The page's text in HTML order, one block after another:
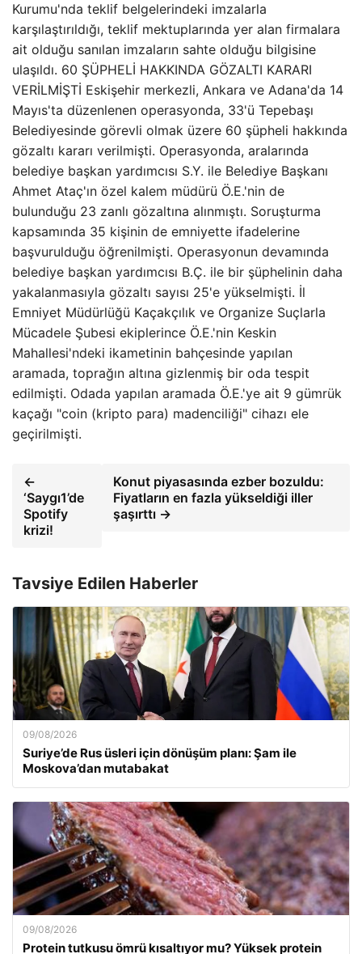
Kurumu'nda teklif belgelerindeki imzalarla
karşılaştırıldığı, teklif mektuplarında yer alan firmalara
ait olduğu sanılan imzaların sahte olduğu bilgisine
ulaşıldı. 60 ŞÜPHELİ HAKKINDA GÖZALTI KARARI
VERİLMİŞTİ Eskişehir merkezli, Ankara ve Adana'da 14
Mayıs'ta düzenlenen operasyonda, 33'ü Tepebaşı
Belediyesinde görevli olmak üzere 60 şüpheli hakkında
gözaltı kararı verilmişti. Operasyonda, aralarında
belediye başkan yardımcısı S.Y. ile Belediye Başkanı
Ahmet Ataç'ın özel kalem müdürü Ö.E.'nin de
bulunduğu 23 zanlı gözaltına alınmıştı. Soruşturma
kapsamında 35 kişinin de emniyette ifadelerine
başvurulduğu öğrenilmişti. Operasyonun devamında
belediye başkan yardımcısı B.Ç. ile bir şüphelinin daha
yakalanmasıyla gözaltı sayısı 25'e yükselmişti. İl
Emniyet Müdürlüğü Kaçakçılık ve Organize Suçlarla
Mücadele Şubesi ekiplerince Ö.E.'nin Keskin
Mahallesi'ndeki ikametinin bahçesinde yapılan
aramada, toprağın altına gizlenmiş bir oda tespit
edilmişti. Odada yapılan aramada Ö.E.'ye ait 9 gümrük
kaçağı "coin (kripto para) madenciliği" cihazı ele
geçirilmişti.
←
‘Saygı1’de
Spotify
krizi!
Konut piyasasında ezber bozuldu:
Fiyatların en fazla yükseldiği iller
şaşırttı →
Tavsiye Edilen Haberler
09/08/2026
Suriye’de Rus üsleri için dönüşüm planı: Şam ile
Moskova’dan mutabakat
09/08/2026
Protein tutkusu ömrü kısaltıyor mu? Yüksek protein